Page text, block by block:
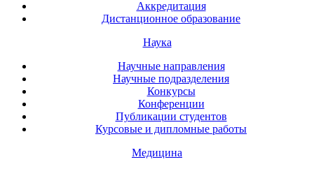
Аккредитация
Дистанционное образование
Наука
Научные направления
Научные подразделения
Конкурсы
Конференции
Публикации студентов
Курсовые и дипломные работы
Медицина